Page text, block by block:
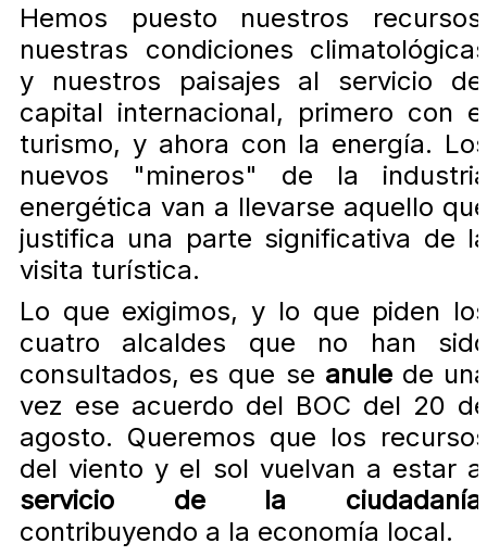
Hemos puesto nuestros
nuestras condiciones
y nuestros paisajes al servicio
capital internacional, primero con
turismo, y ahora con la energía.
nuevos "mineros" de la
energética van a llevarse aquello
justifica una parte significativa de
visita turística.
Lo que exigimos, y lo que piden
cuatro alcaldes que no han
consultados, es que se anulede
vez ese acuerdo del BOC del 20
agosto. Queremos que los
del viento y el sol vuelvan a estar
servicio de la ciudadanía
contribuyendo a la economía local.